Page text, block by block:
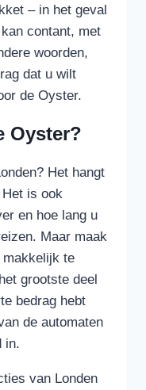
– in het geval
contant, met
woorden,
dat u wilt
de Oyster.
Oyster?
Het hangt
is ook
en hoe lang u
Maar maak
makkelijk te
grootste deel
bedrag hebt
de automaten
in.
van Londen